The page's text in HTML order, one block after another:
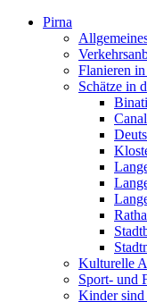
Pirna
Flanieren
Schätze in
Kulturelle
Sport- und
Kinder